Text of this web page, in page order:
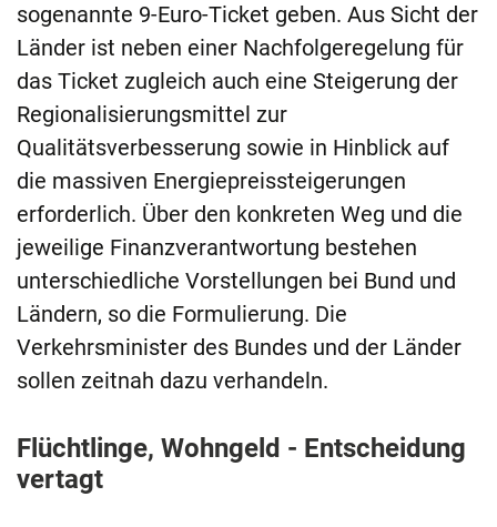
sogenannte 9-Euro-Ticket geben. Aus Sicht der
Länder ist neben einer Nachfolgeregelung für
das Ticket zugleich auch eine Steigerung der
Regionalisierungsmittel zur
Qualitätsverbesserung sowie in Hinblick auf
die massiven Energiepreissteigerungen
erforderlich. Über den konkreten Weg und die
jeweilige Finanzverantwortung bestehen
unterschiedliche Vorstellungen bei Bund und
Ländern, so die Formulierung. Die
Verkehrsminister des Bundes und der Länder
sollen zeitnah dazu verhandeln.
Flüchtlinge, Wohngeld - Entscheidung
vertagt